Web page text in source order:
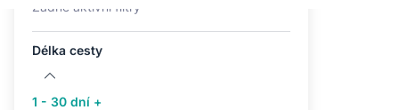
Žádné aktivní filtry
Délka cesty
1 - 30 dní +